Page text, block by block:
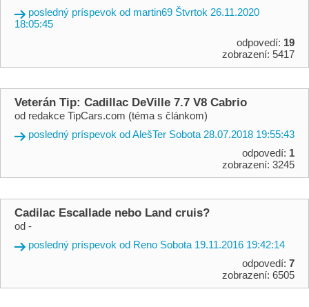
posledný príspevok od martin69 Štvrtok 26.11.2020
18:05:45
odpovedí: 19
zobrazení: 5417
Veterán Tip: Cadillac DeVille 7.7 V8 Cabrio
od redakce TipCars.com (téma s článkom)
posledný príspevok od AlešTer Sobota 28.07.2018 19:55:43
odpovedí: 1
zobrazení: 3245
Cadilac Escallade nebo Land cruis?
od -
posledný príspevok od Reno Sobota 19.11.2016 19:42:14
odpovedí: 7
zobrazení: 6505